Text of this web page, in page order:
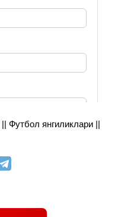
Футбол янгиликлари ||